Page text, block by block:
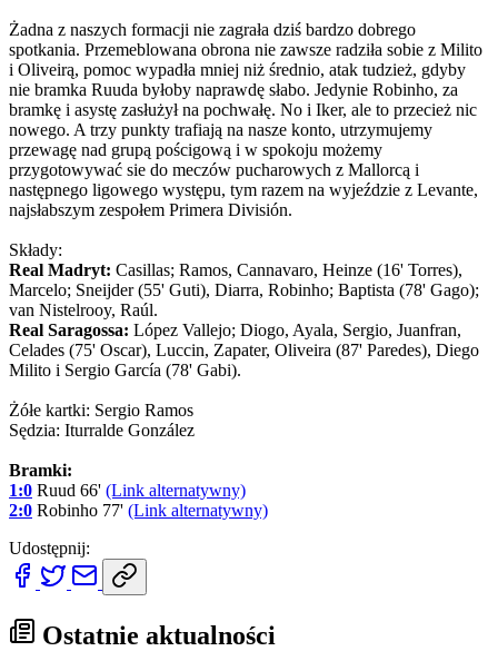
Żadna z naszych formacji nie zagrała dziś bardzo dobrego
spotkania. Przemeblowana obrona nie zawsze radziła sobie z Milito
i Oliveirą, pomoc wypadła mniej niż średnio, atak tudzież, gdyby
nie bramka Ruuda byłoby naprawdę słabo. Jedynie Robinho, za
bramkę i asystę zasłużył na pochwałę. No i Iker, ale to przecież nic
nowego. A trzy punkty trafiają na nasze konto, utrzymujemy
przewagę nad grupą pościgową i w spokoju możemy
przygotowywać sie do meczów pucharowych z Mallorcą i
następnego ligowego występu, tym razem na wyjeździe z Levante,
najsłabszym zespołem Primera División.
Składy:
Real Madryt: Casillas; Ramos, Cannavaro, Heinze (16' Torres),
Marcelo; Sneijder (55' Guti), Diarra, Robinho; Baptista (78' Gago);
van Nistelrooy, Raúl.
Real Saragossa: López Vallejo; Diogo, Ayala, Sergio, Juanfran,
Celades (75' Oscar), Luccin, Zapater, Oliveira (87' Paredes), Diego
Milito i Sergio García (78' Gabi).
Żółe kartki: Sergio Ramos
Sędzia: Iturralde González
Bramki:
1:0 Ruud 66' (Link alternatywny)
2:0 Robinho 77' (Link alternatywny)
Udostępnij:
Ostatnie aktualności